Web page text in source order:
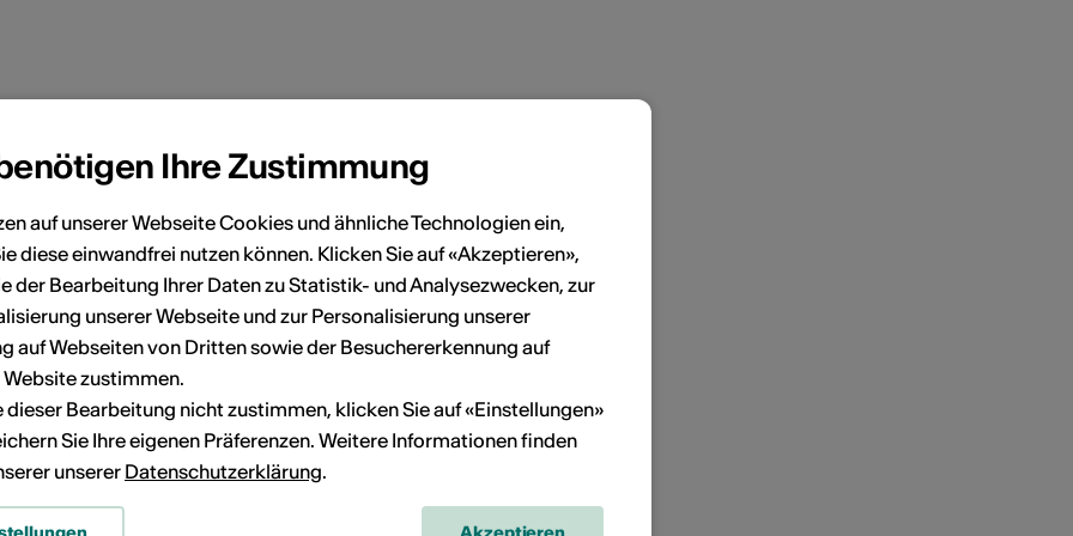
Wallis News
de Lausanne 45
Sion
+ 41 (0)27 606 45 69
E-Mail
Ihre Zustimmung
auf unserer Webseite Cookies und ähnliche Technologien ein,
diese einwandfrei nutzen können. Klicken Sie auf «Akzeptieren»,
der Bearbeitung Ihrer Daten zu Statistik- und Analysezwecken, zur
unserer Webseite und zur Personalisierung unserer
auf Webseiten von Dritten sowie der Besuchererkennung auf
Website zustimmen.
dieser Bearbeitung nicht zustimmen, klicken Sie auf «Einstellungen»
Sie Ihre eigenen Präferenzen. Weitere Informationen finden
unserer Datenschutzerklärung.